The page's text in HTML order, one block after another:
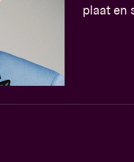
plaat en